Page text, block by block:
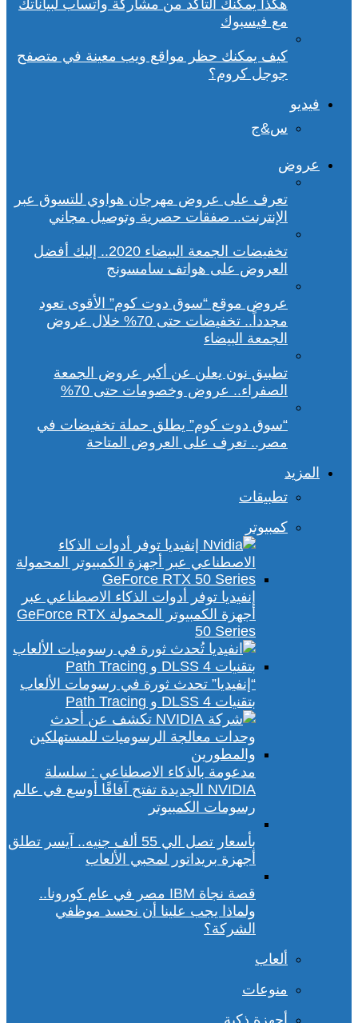
هكذا يمكنك التأكد من مشاركة واتساب لبياناتك
مع فيسبوك
كيف يمكنك حظر مواقع ويب معينة في متصفح
جوجل كروم؟
فيديو
س&ج
عروض
تعرف على عروض مهرجان هواوي للتسوق عبر
الإنترنت.. صفقات حصرية وتوصيل مجاني
تخفيضات الجمعة البيضاء 2020.. إليك أفضل
العروض على هواتف سامسونج
عروض موقع “سوق دوت كوم” الأقوى تعود
مجدداً.. تخفيضات حتى 70% خلال عروض
الجمعة البيضاء
تطبيق نون يعلن عن أكبر عروض الجمعة
الصفراء.. عروض وخصومات حتى 70%
“سوق دوت كوم” يطلق حملة تخفيضات في
مصر.. تعرف على العروض المتاحة
المزيد
تطبيقات
كمبيوتر
إنفيديا توفر أدوات الذكاء الاصطناعي عبر
أجهزة الكمبيوتر المحمولة GeForce RTX
50 Series
“إنفيديا” تحدث ثورة في رسومات الألعاب
بتقنيات DLSS 4 و Path Tracing
مدعومة بالذكاء الاصطناعي : سلسلة
NVIDIA الجديدة تفتح آفاقًا أوسع في عالم
رسومات الكمبيوتر
بأسعار تصل الي 55 ألف جنيه.. آيسر تطلق
أجهزة بريداتور لمحبي الألعاب
قصة نجاة IBM مصر في عام كورونا..
ولماذا يجب علينا أن نحسد موظفي
الشركة؟
ألعاب
منوعات
أجهزة ذكية